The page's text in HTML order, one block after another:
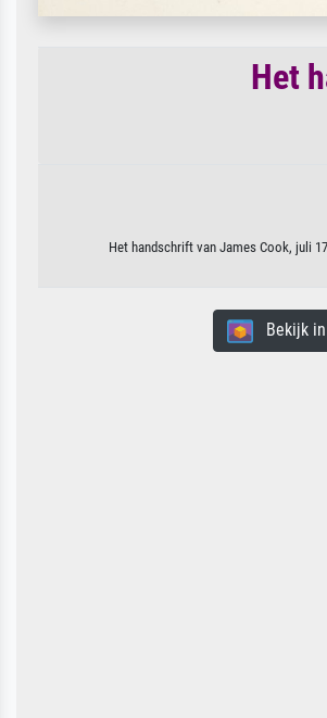
Het
Het handschrift van James Cook, juli
Bekijk in